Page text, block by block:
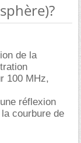
de la
100 MHz,
réflexion
courbure de